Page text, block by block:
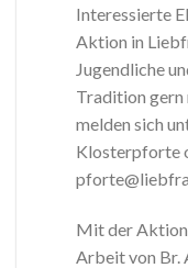
Interessierte
Aktion in
Jugendliche
Tradition gern
melden sich
Klosterpforte
Mit der
Arbeit von Br.